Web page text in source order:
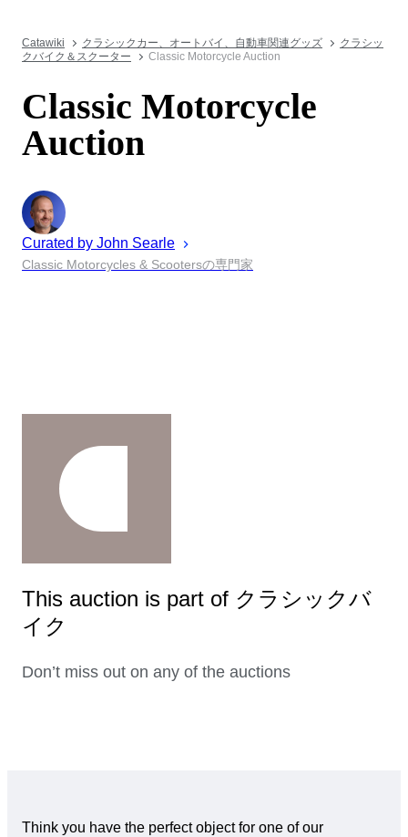
Catawiki クラシックカー、オートバイ、自動車関連グッズ
クラシッ
クバイク＆スクーター
Classic Motorcycle Auction
Classic Motorcycle
Auction
Curated by John Searle
Classic Motorcycles & Scootersの専門家
This auction is part of クラシックバ
イク
Don’t miss out on any of the auctions
Think you have the perfect object for one of our